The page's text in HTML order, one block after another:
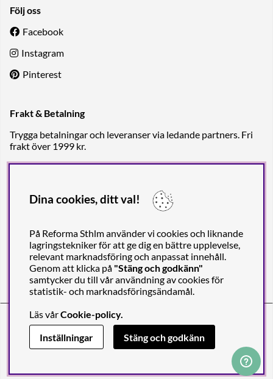
Följ oss
Facebook
Instagram
Pinterest
Frakt & Betalning
Trygga betalningar och leveranser via ledande partners. Fri
frakt över 1999 kr.
Reforma Sthlm AB (org. no. 556849-2606)
Engelbrektsgatan 29
(Note! Postal address only), SE-114 32
STOCKHOLM, Sweden
Dina cookies, ditt val!
På Reforma Sthlm använder vi cookies och liknande
lagringstekniker för att ge dig en bättre upplevelse,
relevant marknadsföring och anpassat innehåll.
Genom att klicka på "Stäng och godkänn"
samtycker du till vår användning av cookies för
statistik- och marknadsföringsändamål.
Läs vårCookie-policy.
Inställningar
Stäng och godkänn